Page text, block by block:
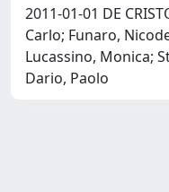
2011-01-01 DE
Carlo; Funaro,
Lucassino, Monica;
Dario, Paolo